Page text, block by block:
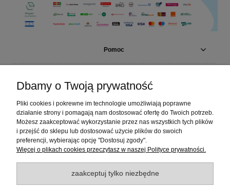
Pomoc
Płatności i dostawa
Informacje
O nas
Polecamy odwiedzić
Dbamy o Twoją prywatność
Pliki cookies i pokrewne im technologie umożliwiają poprawne
działanie strony i pomagają nam dostosować ofertę do Twoich potrzeb.
Możesz zaakceptować wykorzystanie przez nas wszystkich tych plików
i przejść do sklepu lub dostosować użycie plików do swoich
preferencji, wybierając opcję "Dostosuj zgody".
Więcej o plikach cookies przeczytasz w naszej Polityce prywatności.
zaakceptuj tylko niezbędne